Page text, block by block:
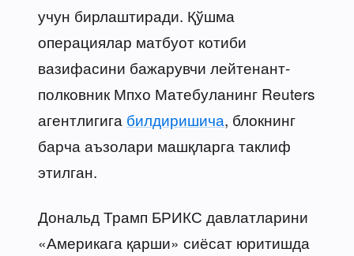
учун бирлаштиради. Қўшма
операциялар матбуот котиби
вазифасини бажарувчи лейтенант-
полковник Мпхо Матебуланинг Reuters
агентлигига билдиришича, блокнинг
барча аъзолари машқларга таклиф
этилган.
Дональд Трамп БРИКС давлатларини
«Америкага қарши» сиёсат юритишда